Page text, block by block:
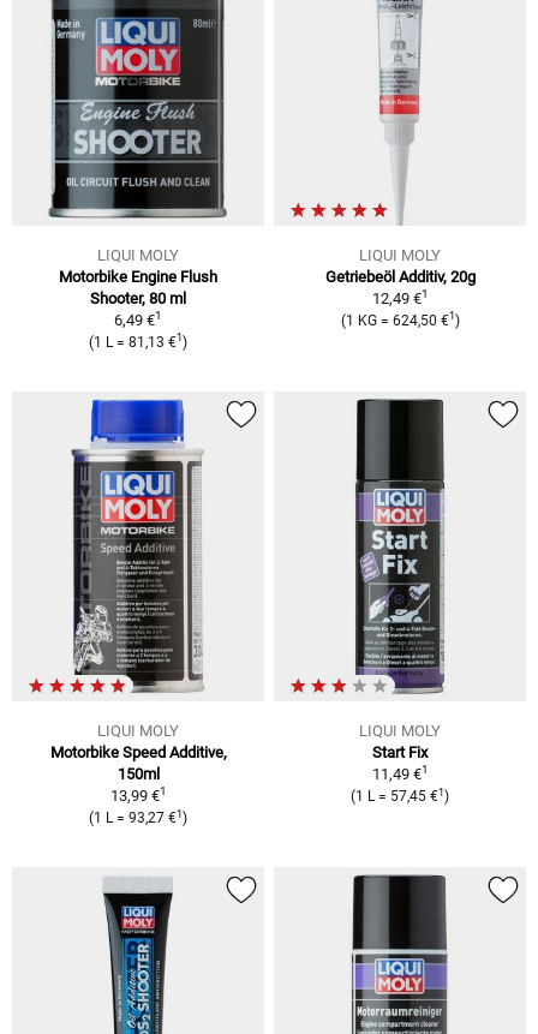
LIQUI MOLY
Motorbike Engine Flush
Shooter, 80 ml
6,49 €1
(1 L = 81,13 €1 )
LIQUI MOLY
Getriebeöl Additiv, 20g
12,49 €1
(1 KG = 624,50 €1 )
LIQUI MOLY
Motorbike Speed Additive,
150ml
13,99 €1
(1 L = 93,27 €1 )
LIQUI MOLY
Start Fix
11,49 €1
(1 L = 57,45 €1 )